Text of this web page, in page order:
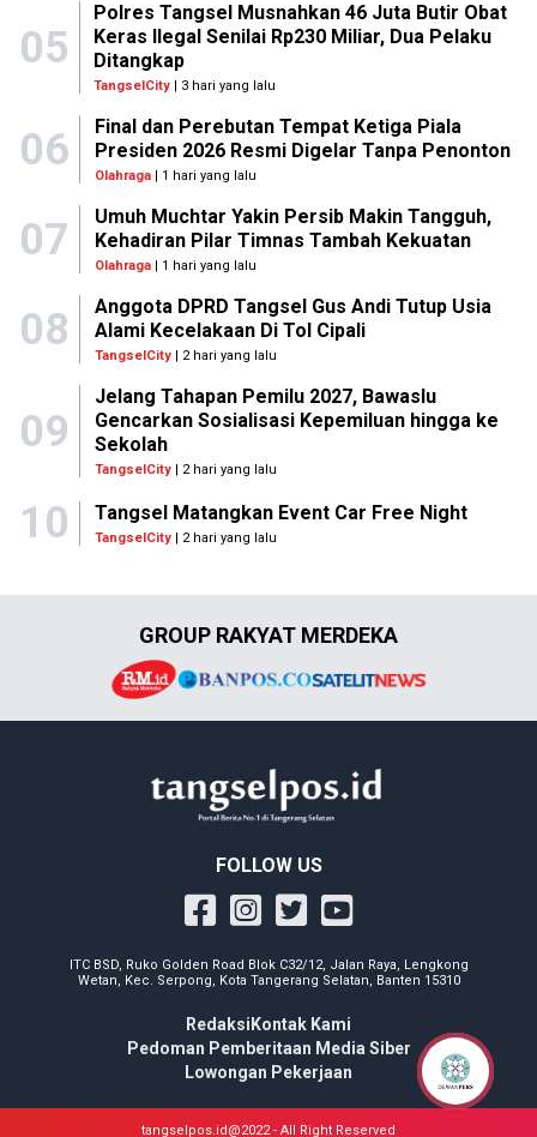
05
Polres Tangsel Musnahkan 46 Juta Butir Obat
Keras Ilegal Senilai Rp230 Miliar, Dua Pelaku
Ditangkap
TangselCity | 3 hari yang lalu
06
Final dan Perebutan Tempat Ketiga Piala
Presiden 2026 Resmi Digelar Tanpa Penonton
Olahraga| 1 hari yang lalu
07
Umuh Muchtar Yakin Persib Makin Tangguh,
Kehadiran Pilar Timnas Tambah Kekuatan
Olahraga| 1 hari yang lalu
08
Anggota DPRD Tangsel Gus Andi Tutup Usia
Alami Kecelakaan Di Tol Cipali
TangselCity| 2 hari yang lalu
09
Jelang Tahapan Pemilu 2027, Bawaslu
Gencarkan Sosialisasi Kepemiluan hingga ke
Sekolah
TangselCity| 2 hari yang lalu
10 Tangsel Matangkan Event Car Free Night
TangselCity | 2 hari yang lalu
GROUP RAKYAT MERDEKA
FOLLOW US
ITC BSD, Ruko Golden Road Blok C32/12, Jalan Raya, Lengkong
Wetan, Kec. Serpong, Kota Tangerang Selatan, Banten 15310
Redaksi Kontak Kami
Pedoman Pemberitaan Media Siber
Lowongan Pekerjaan
tangselpos.id@2022 - All Right Reserved